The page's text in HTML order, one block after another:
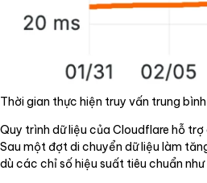
Thời gian thực hiện truy vấn trung bình
Quy trình dữ liệu của Cloudflare hỗ
Sau một đợt di chuyển dữ liệu làm
dù các chỉ số hiệu suất tiêu chuẩn